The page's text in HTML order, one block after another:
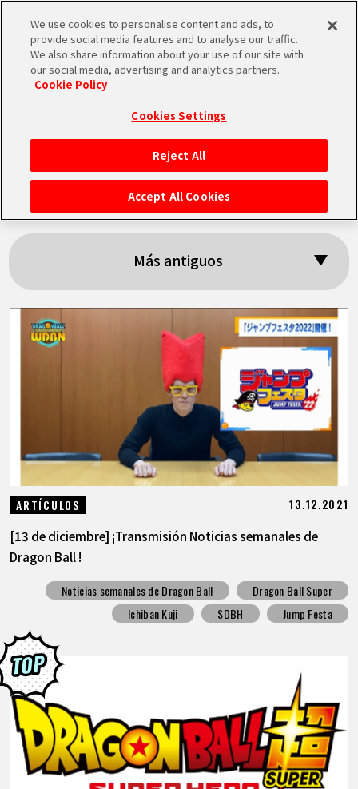
MEN
INICIO
NOTICIAS
LO MÁS DESTACADO
VÍDEOS
ACERCA DE
LANGUAGE
JP
EN
Resultados:
「Jump Festa」
Más antiguos
ARTÍCULOS 13.12.2021
[13 de diciembre] ¡Transmisión Noticias semanales de
Dragon Ball !
Noticias semanales de Dragon Ball
Dragon Ball Super
Ichiban Kuji
SDBH Jump Festa
We use cookies to personalise content and ads, to
provide social media features and to analyse our traffic.
We also share information about your use of our site with
our social media, advertising and analytics partners.
Cookie Policy
Cookies Settings
Reject All
Accept All Cookies